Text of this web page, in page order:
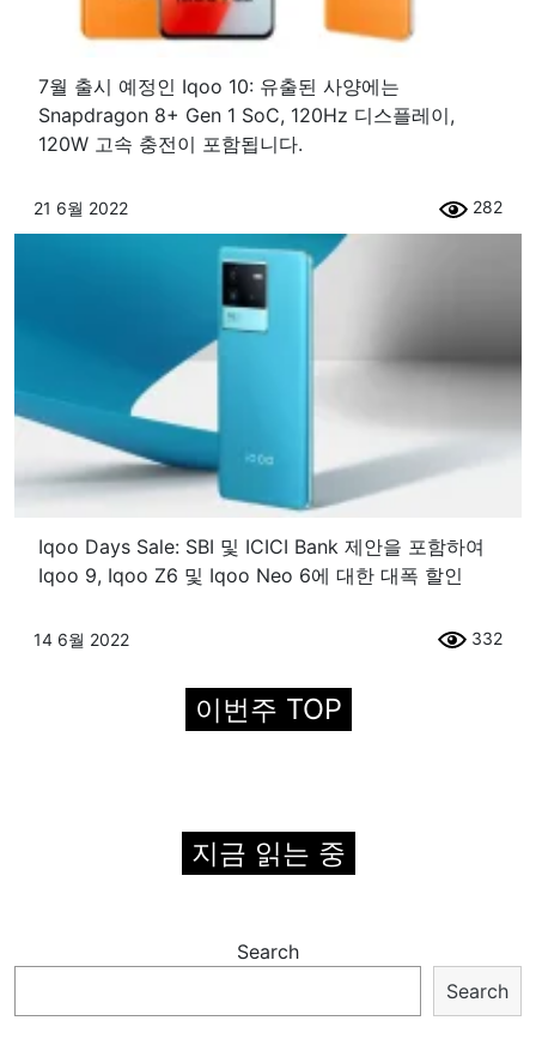
7월 출시 예정인 Iqoo 10: 유출된 사양에는
Snapdragon 8+ Gen 1 SoC, 120Hz 디스플레이,
120W 고속 충전이 포함됩니다.
21 6월 2022 282
Iqoo Days Sale: SBI 및 ICICI Bank 제안을 포함하여
Iqoo 9, Iqoo Z6 및 Iqoo Neo 6에 대한 대폭 할인
14 6월 2022 332
이번주 TOP
지금 읽는 중
Search
Search